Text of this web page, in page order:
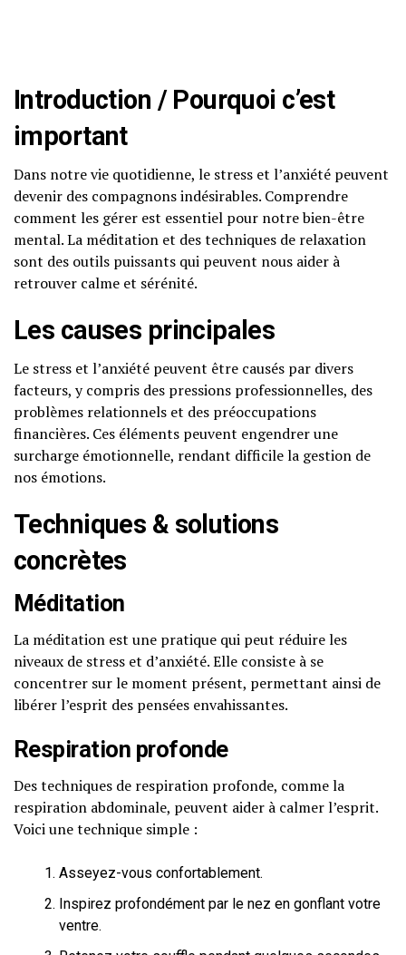
Introduction / Pourquoi c’est
important
Dans notre vie quotidienne, le stress et l’anxiété peuvent
devenir des compagnons indésirables. Comprendre
comment les gérer est essentiel pour notre bien-être
mental. La méditation et des techniques de relaxation
sont des outils puissants qui peuvent nous aider à
retrouver calme et sérénité.
Les causes principales
Le stress et l’anxiété peuvent être causés par divers
facteurs, y compris des pressions professionnelles, des
problèmes relationnels et des préoccupations
financières. Ces éléments peuvent engendrer une
surcharge émotionnelle, rendant difficile la gestion de
nos émotions.
Techniques & solutions
concrètes
Méditation
La méditation est une pratique qui peut réduire les
niveaux de stress et d’anxiété. Elle consiste à se
concentrer sur le moment présent, permettant ainsi de
libérer l’esprit des pensées envahissantes.
Respiration profonde
Des techniques de respiration profonde, comme la
respiration abdominale, peuvent aider à calmer l’esprit.
Voici une technique simple :
Asseyez-vous confortablement.
Inspirez profondément par le nez en gonflant votre
ventre.